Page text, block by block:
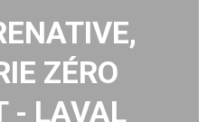
ZÉRO
- LAVAL